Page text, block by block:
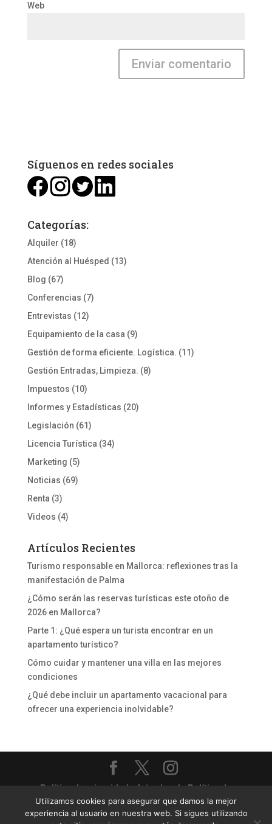
Web
Síguenos en redes sociales
Categorías:
Alquiler (18)
Atención al Huésped (13)
Blog (67)
Conferencias (7)
Entrevistas (12)
Equipamiento de la casa (9)
Gestión de forma eficiente. Logística. (11)
Gestión Entradas, Limpieza. (8)
Impuestos (10)
Informes y Estadísticas (20)
Legislación (61)
Licencia Turística (34)
Marketing (5)
Noticias (69)
Renta (3)
Videos (4)
Artículos Recientes
Turismo responsable en Mallorca: reflexiones tras la
manifestación de Palma
¿Cómo serán las reservas turísticas este otoño de
2026 en Mallorca?
Parte 1: ¿Qué espera un turista encontrar en un
apartamento turístico?
Cómo cuidar y mantener una villa en las mejores
condiciones
¿Qué debe incluir un apartamento vacacional para
ofrecer una experiencia inolvidable?
Política de privacidad Aviso legal
Política de
cookies
Priority Villas & Apartments - Gestión completa de
Utilizamos cookies para asegurar que damos la mejor
experiencia al usuario en nuestra web. Si sigues utilizando